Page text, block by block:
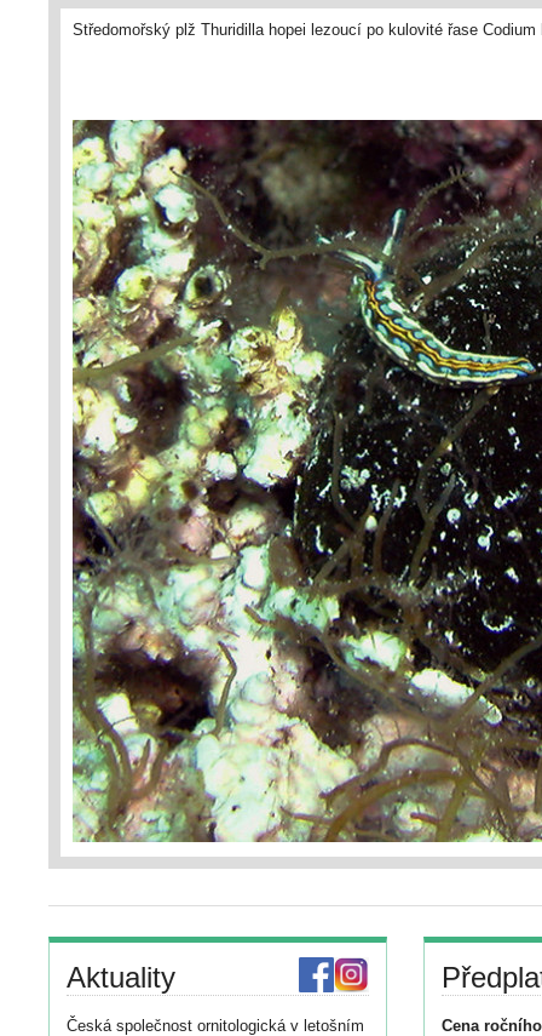
Středomořský plž Thuridilla hopei lezoucí po kulovité řase
Aktuality
Česká společnost ornitologická v letošním
Cena